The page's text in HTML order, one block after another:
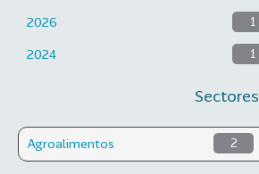
2026 1
2024 1
Sectores
Agroalimentos 2